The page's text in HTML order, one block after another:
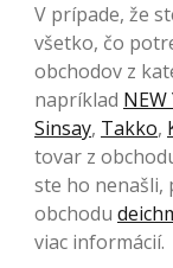
V prípade, že
všetko, čo
obchodov z
napríklad NEW
Sinsay, Takko,
tovar z
ste ho nenašli,
obchodu
viac informácií.